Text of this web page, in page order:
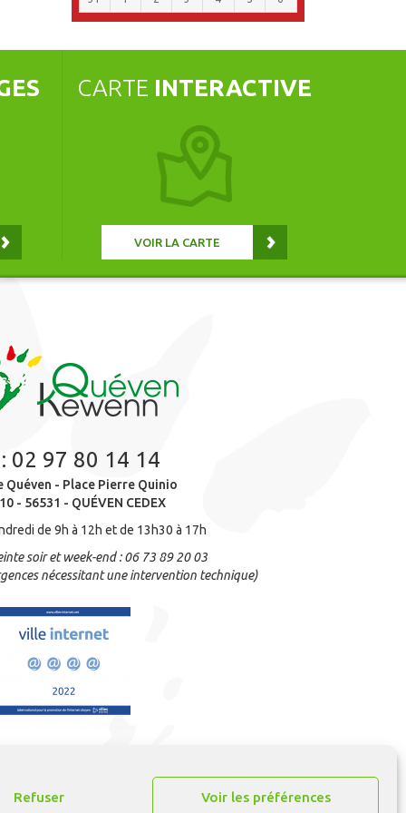
Refuser Voir les préférences
CARTE INTERACTIVE
VOIR LA CARTE
02 97 80 14 14
Quéven - Place Pierre Quinio
- 56531 - QUÉVEN CEDEX
de 9h à 12h et de 13h30 à 17h
soir et week-end : 06 73 89 20 03
nécessitant une intervention technique)